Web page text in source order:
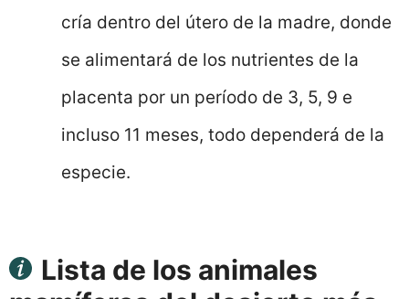
cría dentro del útero de la madre, donde
se alimentará de los nutrientes de la
placenta por un período de 3, 5, 9 e
incluso 11 meses, todo dependerá de la
especie.
Lista de los animales